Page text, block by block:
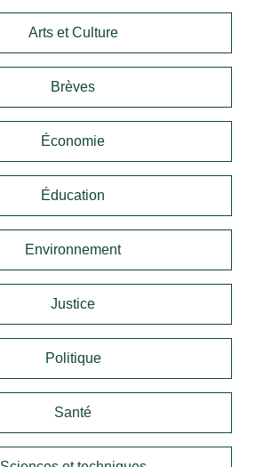
Arts et Culture
Brèves
Économie
Éducation
Environnement
Justice
Politique
Santé